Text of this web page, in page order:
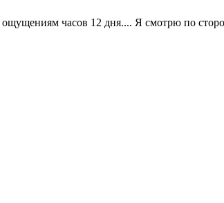
ощущениям часов 12 дня.... Я смотрю по